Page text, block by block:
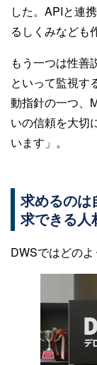
した。APIと連
るしくみなども
もう一つは性善
といって監視す
動指針の一つ、
いの信頼を大切
います」。
求めるのは
求できる人
DWSではどのよ